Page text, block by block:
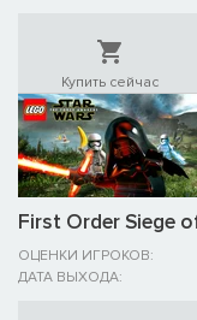
Купить сейчас
First Order Siege
ОЦЕНКИ ИГРОКОВ:
ДАТА ВЫХОДА: